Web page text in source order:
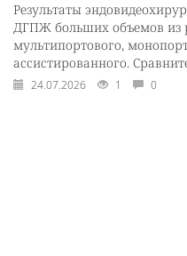
Результаты
ДГПЖ больших объемов из
мультипортового,
ассистированного.
24.07.2026 1 0